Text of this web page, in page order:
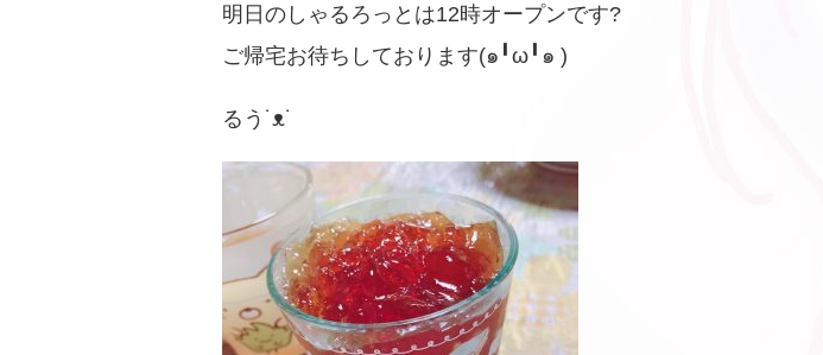
明日のしゃるろっとは12時オープンです?
ご帰宅お待ちしております(๑╹ω╹๑ )
るう˙ᴥ˙